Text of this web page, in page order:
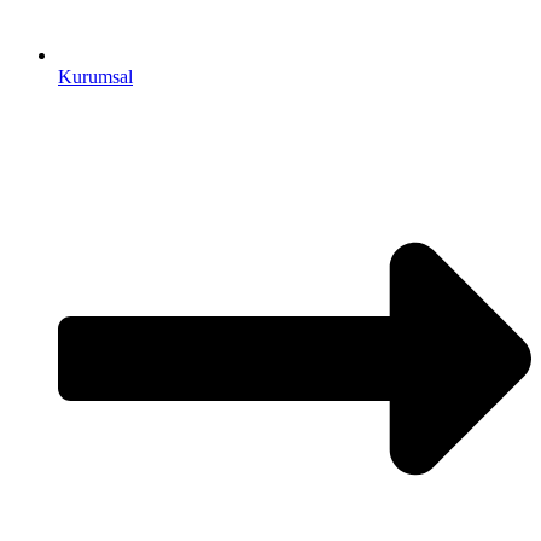
Kurumsal